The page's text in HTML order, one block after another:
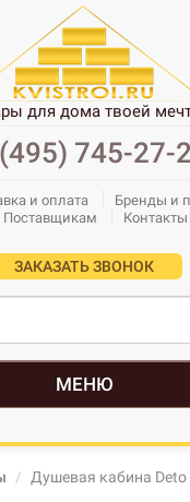
для дома твоей
745-27-
и оплата
Бренды и
Поставщикам
Контакты
ЗАКАЗАТЬ ЗВОНОК
МЕНЮ
Душевая кабина